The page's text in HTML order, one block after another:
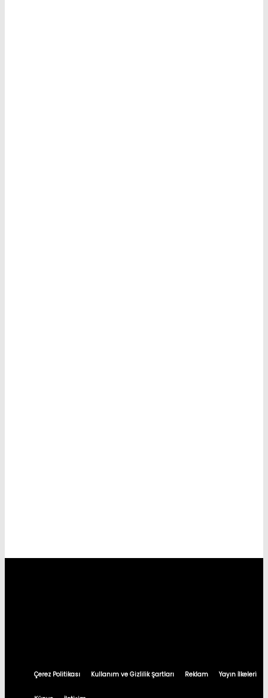
Çerez Politikası Kullanım ve Gizlilik Şartları Reklam Yayın İlkeleri